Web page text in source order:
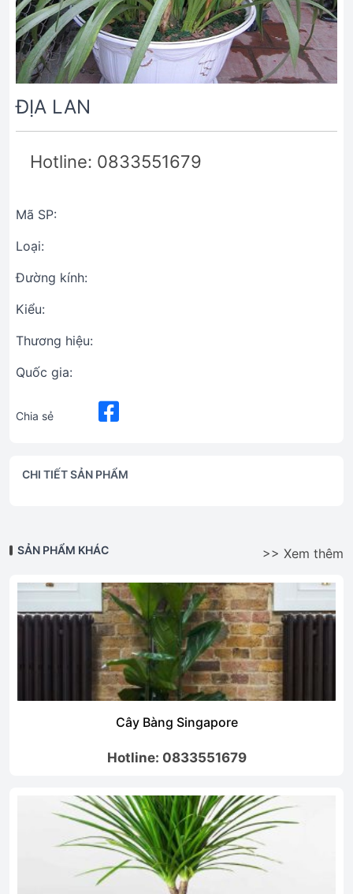
ĐỊA LAN
Hotline: 0833551679
Mã SP:
Loại:
Đường kính:
Kiểu:
Thương hiệu:
Quốc gia:
Chia sẻ
CHI TIẾT SẢN PHẨM
SẢN PHẨM KHÁC >> Xem thêm
Cây Bàng Singapore
Hotline: 0833551679